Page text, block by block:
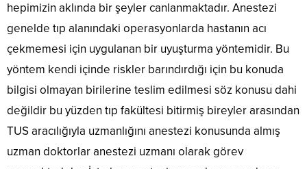
hepimizin aklında bir şeyler canlanmaktadır. Anestezi
genelde tıp alanındaki operasyonlarda hastanın acı
çekmemesi için uygulanan bir uyuşturma yöntemidir. Bu
yöntem kendi içinde riskler barındırdığı için bu konuda
bilgisi olmayan birilerine teslim edilmesi söz konusu dahi
değildir bu yüzden tıp fakültesi bitirmiş bireyler arasından
TUS aracılığıyla uzmanlığını anestezi konusunda almış
uzman doktorlar anestezi uzmanı olarak görev